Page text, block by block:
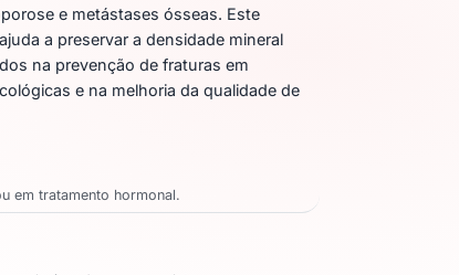
e metástases ósseas. Este
a preservar a densidade mineral
na prevenção de fraturas em
e na melhoria da qualidade de
em tratamento hormonal.